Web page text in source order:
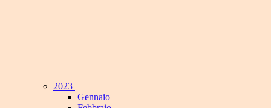
2023
Gennaio